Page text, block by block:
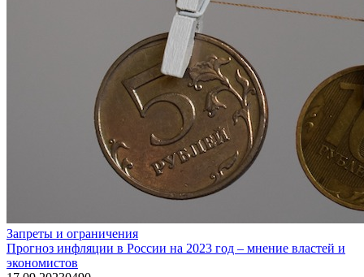
Запреты и ограничения
Прогноз инфляции в России на 2023 год – мнение властей и
экономистов